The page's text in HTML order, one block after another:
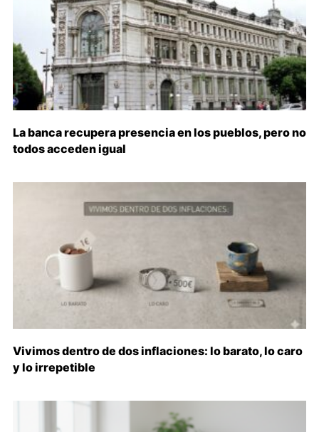
La banca recupera presencia en los pueblos, pero no
todos acceden igual
Vivimos dentro de dos inflaciones: lo barato, lo caro
y lo irrepetible